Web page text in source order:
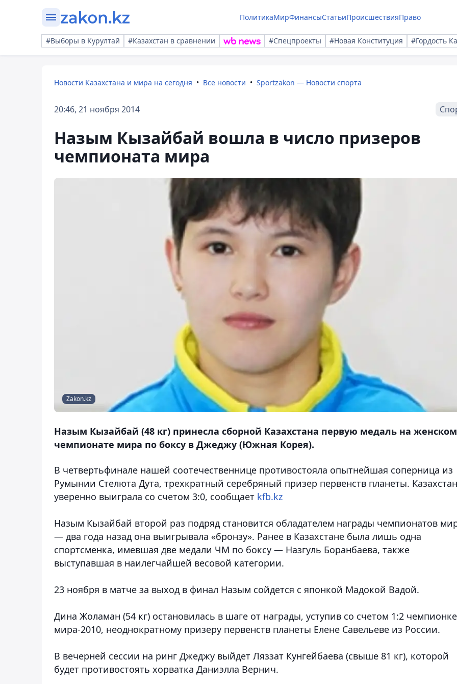
ПолитикаМирФинансыСтатьиПроисшествияПраво
#Выборы в Курултай #Казахстан в сравнении #Спецпроекты #Новая Конституция #Гордость
Новости Казахстана и мира на сегодня Все новости Sportzakon — Новости спорта
20:46, 21 ноября 2014
Назым Кызайбай вошла в число призеров
чемпионата мира
Zakon.kz
Назым Кызайбай (48 кг) принесла сборной Казахстана первую медаль на женском
чемпионате мира по боксу в Джеджу (Южная Корея).
В четвертьфинале нашей соотечественнице противостояла опытнейшая соперница из
Румынии Стелюта Дута, трехкратный серебряный призер первенств планеты.
уверенно выиграла со счетом 3:0, сообщает kfb.kz
Назым Кызайбай второй раз подряд становится обладателем награды чемпионатов
— два года назад она выигрывала «бронзу». Ранее в Казахстане была лишь одна
спортсменка, имевшая две медали ЧМ по боксу — Назгуль Боранбаева, также
выступавшая в наилегчайшей весовой категории.
23 ноября в матче за выход в финал Назым сойдется с японкой Мадокой Вадой.
Дина Жоламан (54 кг) остановилась в шаге от награды, уступив со счетом 1:2 чемпионке
мира-2010, неоднократному призеру первенств планеты Елене Савельеве из России.
В вечерней сессии на ринг Джеджу выйдет Ляззат Кунгейбаева (свыше 81 кг), которой
будет противостоять хорватка Даниэлла Вернич.